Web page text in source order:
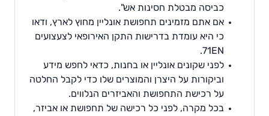
כביסה מבטלת חסינות אש".
אם אתם מזמינים תחפושת אונליין מחוץ לארץ, ודאו
כי היא עומדת בדרישות התקן האירופאי לצעצועים
71EN.
לפני שקונים אונליין או בחנות, כדאי לחפש מידע
וביקורות על היצרן והמוצרים שלו כדי לקבל החלטה
על רכישת התחפושת והאביזרים הנלווים.
בכל מקרה, לפני כל רכישה של תחפושת או אביזר,